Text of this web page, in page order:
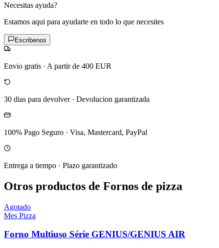
Necesitas ayuda?
Estamos aqui para ayudarte en todo lo que necesites
Escribenos
Envio gratis · A partir de 400 EUR
30 dias para devolver· Devolucion garantizada
100% Pago Seguro · Visa, Mastercard, PayPal
Entrega a tiempo · Plazo garantizado
Otros productos de Fornos de pizza
Agotado
Mes Pizza
Forno Multiuso Série GENIUS/GENIUS AIR